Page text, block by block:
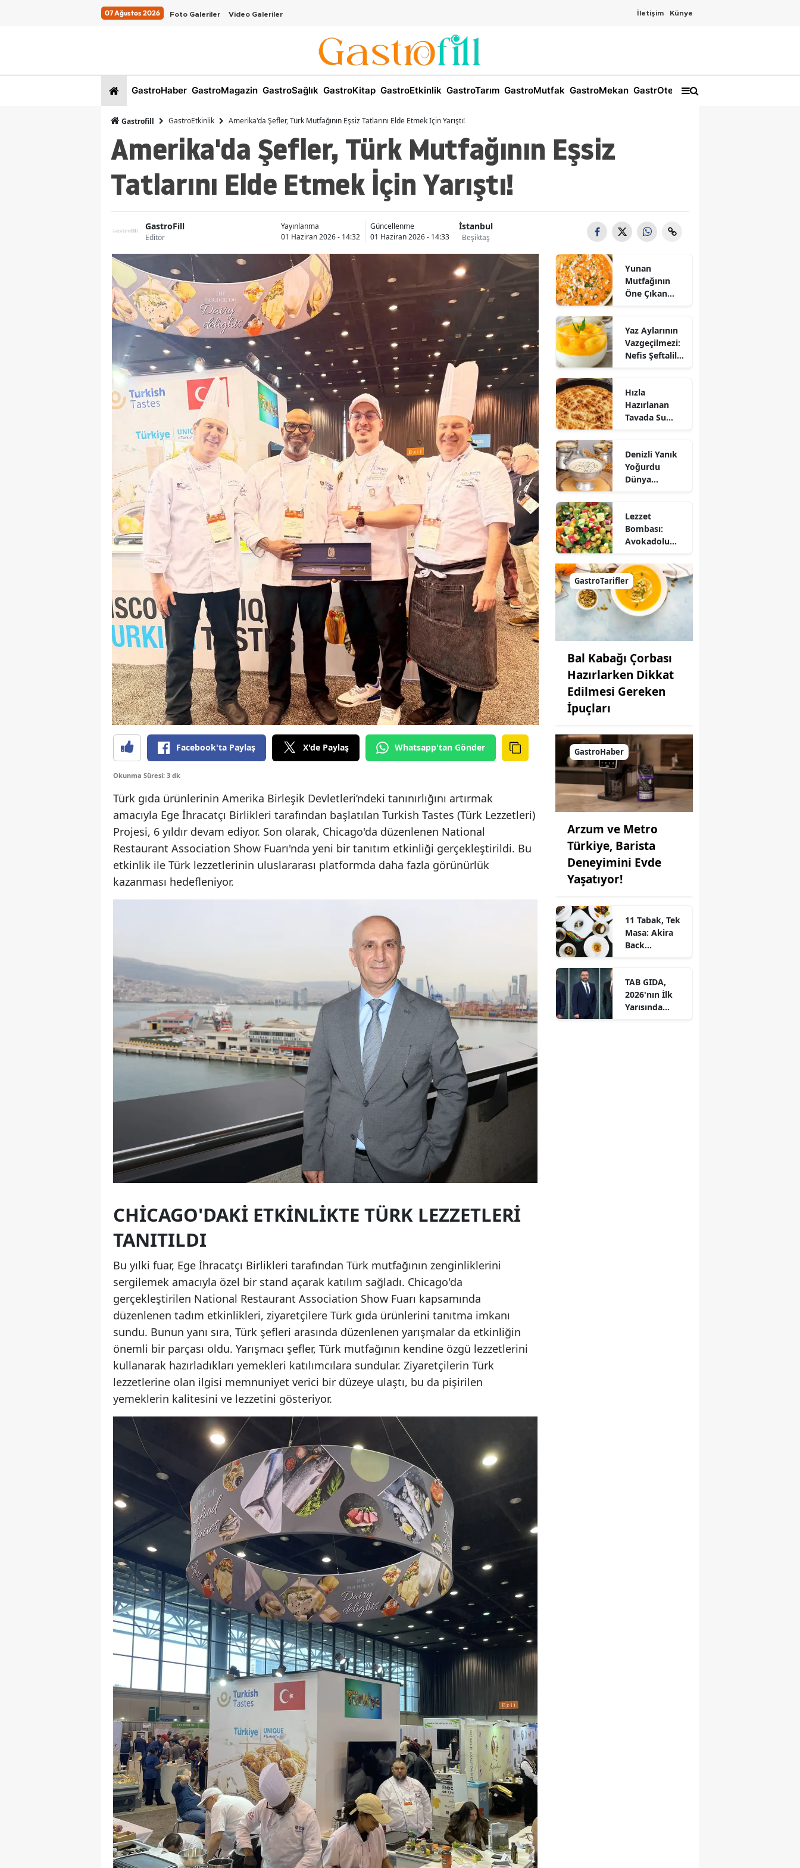
07 Ağustos 2026 Foto Galeriler Video Galeriler İletişim Künye
GastroHaber GastroMagazin GastroSağlık GastroKitap GastroEtkinlik GastroTarım GastroMutfak GastroMekan GastrOtel
Gastrofill GastroEtkinlik Amerika'da Şefler, Türk Mutfağının Eşsiz Tatlarını Elde Etmek İçin Yarıştı!
Amerika'da Şefler, Türk Mutfağının Eşsiz
Tatlarını Elde Etmek İçin Yarıştı!
GastroFill
Editör
Yayınlanma
01 Haziran 2026 - 14:32
Güncellenme
01 Haziran 2026 - 14:33
İstanbul
Beşiktaş
Facebook'ta Paylaş X'de Paylaş Whatsapp'tan Gönder
Okunma Süresi: 3 dk
Türk gıda ürünlerinin Amerika Birleşik Devletleri’ndeki tanınırlığını artırmak
amacıyla Ege İhracatçı Birlikleri tarafından başlatılan Turkish Tastes (Türk Lezzetleri)
Projesi, 6 yıldır devam ediyor. Son olarak, Chicago'da düzenlenen National
Restaurant Association Show Fuarı'nda yeni bir tanıtım etkinliği gerçekleştirildi. Bu
etkinlik ile Türk lezzetlerinin uluslararası platformda daha fazla görünürlük
kazanması hedefleniyor.
CHICAGO'DAKI ETKINLIKTE TÜRK LEZZETLERI
TANITILDI
Bu yılki fuar, Ege İhracatçı Birlikleri tarafından Türk mutfağının zenginliklerini
sergilemek amacıyla özel bir stand açarak katılım sağladı. Chicago'da
gerçekleştirilen National Restaurant Association Show Fuarı kapsamında
düzenlenen tadım etkinlikleri, ziyaretçilere Türk gıda ürünlerini tanıtma imkanı
sundu. Bunun yanı sıra, Türk şefleri arasında düzenlenen yarışmalar da etkinliğin
önemli bir parçası oldu. Yarışmacı şefler, Türk mutfağının kendine özgü lezzetlerini
kullanarak hazırladıkları yemekleri katılımcılara sundular. Ziyaretçilerin Türk
lezzetlerine olan ilgisi memnuniyet verici bir düzeye ulaştı, bu da pişirilen
yemeklerin kalitesini ve lezzetini gösteriyor.
Yunan
Mutfağının
Öne Çıkan
Nasıl Yapılır?
Yaz Aylarının
Vazgeçilmezi:
Nefis Şeftalili
Hızla
Hazırlanan
Tavada Su
Sofralarınıza
Lezzet Katın!
Denizli Yanık
Yoğurdu
Dünya
Lezzet
Bombası:
Avokadolu
Nasıl Yapılır?
GastroTarifler
Bal Kabağı Çorbası
Hazırlarken Dikkat
Edilmesi Gereken
İpuçları
GastroHaber
Arzum ve Metro
Türkiye, Barista
Deneyimini Evde
Yaşatıyor!
11 Tabak, Tek
Masa: Akira
Back
Chef’s Table
TAB GIDA,
2026'nın İlk
Yarısında